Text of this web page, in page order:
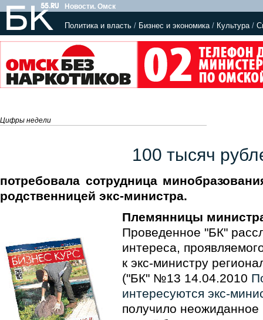
Новости. Омск
Политика и власть / Бизнес и экономика/ Культура/
Цифры недели
100 тысяч
потребовала сотрудница
родственницей экс-министра.
Племянницы
Проведенное "БК"
интереса,
к экс-министру
("БК" №13 14.04.2010
интересуются экс-
получило